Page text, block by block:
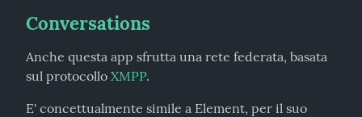
Conversations
Anche questa app sfrutta una rete federata, basata
sul protocollo XMPP.
E' concettualmente simile a Element, per il suo